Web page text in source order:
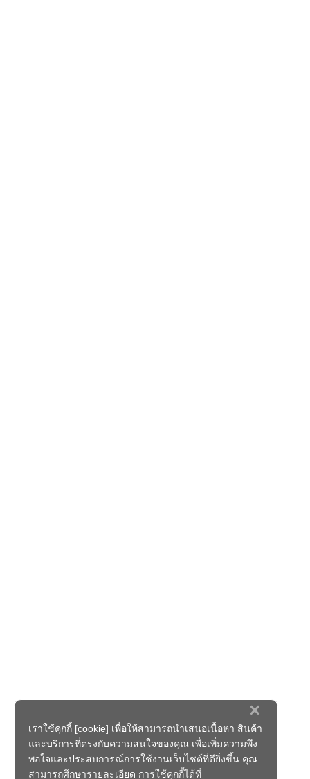
×
เราใช้คุกกี้ [cookie] เพื่อให้สามารถนำเสนอเนื้อหา สินค้า
และบริการที่ตรงกับความสนใจของคุณ เพื่อเพิ่มความพึง
พอใจและประสบการณ์การใช้งานเว็บไซต์ที่ดียิ่งขึ้น คุณ
สามารถศึกษารายละเอียด การใช้คุกกี้ได้ที่